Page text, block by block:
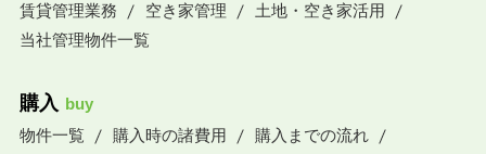
賃貸管理業務
空き家管理
土地・空き家活用
当社管理物件一覧
購入 buy
物件一覧
購入時の諸費用
購入までの流れ